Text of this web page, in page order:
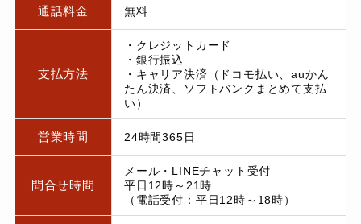
通話料金 無料
支払方法
・クレジットカード
・銀行振込
・キャリア決済（ドコモ払い、auかん
たん決済、ソフトバンクまとめて支払
い）
営業時間 24時間365日
問合せ時間
メール・LINEチャット受付
平日12時～21時
（電話受付：平日12時～18時）